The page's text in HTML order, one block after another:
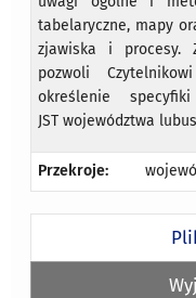
tabelaryczne, mapy
zjawiska i procesy.
pozwoli
określenie
JST województwa
Przekroje: